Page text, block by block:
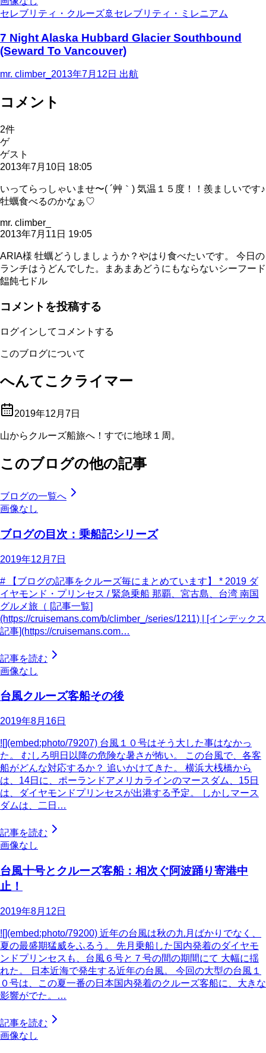
セレブリティ・クルーズ🚢 セレブリティ・ミレニアム
7 Night Alaska Hubbard Glacier Southbound
(Seward To Vancouver)
mr. climber_ 2013年7月12日 出航
コメント
2件
ゲ
ゲスト
2013年7月10日 18:05
いってらっしゃいませ〜( ´艸｀) 気温１５度！！羨ましいです♪
牡蠣食べるのかなぁ♡
mr. climber_
2013年7月11日 19:05
ARIA様 牡蠣どうしましょうか？やはり食べたいです。 今日の
ランチはうどんでした。まあまあどうにもならないシーフード
饂飩七ドル
コメントを投稿する
ログインしてコメントする
このブログについて
へんてこクライマー
2019年12月7日
山からクルーズ船旅へ！すでに地球１周。
このブログの他の記事
ブログの一覧へ
画像なし
ブログの目次：乗船記シリーズ
2019年12月7日
# 【ブログの記事をクルーズ毎にまとめています】 * 2019 ダ
イヤモンド・プリンセス / 緊急乗船 那覇、宮古島、台湾 南国
グルメ旅（ [記事一覧]
(https://cruisemans.com/b/climber_/series/1211) | [インデックス
記事](https://cruisemans.com…
記事を読む
画像なし
台風クルーズ客船その後
2019年8月16日
![](embed:photo/79207) 台風１０号はそう大した事はなかっ
た。 むしろ明日以降の危険な暑さが怖い。 この台風で、各客
船がどんな対応するか？ 追いかけてきた。 横浜大桟橋から
は、14日に、ポーランドアメリカラインのマースダム、15日
は、ダイヤモンドプリンセスが出港する予定。 しかしマース
ダムは、二日…
記事を読む
画像なし
台風十号とクルーズ客船：相次ぐ阿波踊り寄港中
止！
2019年8月12日
![](embed:photo/79200) 近年の台風は秋の九月ばかりでなく、
夏の最盛期猛威をふるう。 先月乗船した国内発着のダイヤモ
ンドプリンセスも、台風６号と７号の間の期間にて 大幅に揺
れた。 日本近海で発生する近年の台風。 今回の大型の台風１
０号は、この夏一番の日本国内発着のクルーズ客船に、大きな
影響がでた。…
記事を読む
画像なし